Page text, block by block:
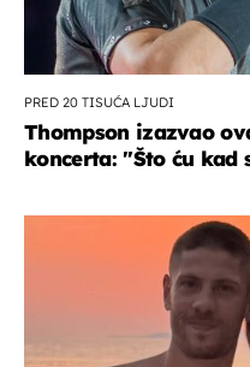
PRED 20 TISUĆA LJUDI
Thompson izazvao
koncerta: "Što ću kad